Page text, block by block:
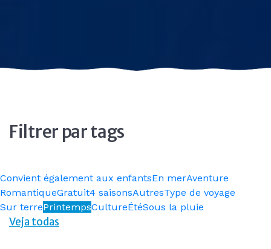
Filtrer par tags
Convient également aux enfantsEn merAventure
RomantiqueGratuit4 saisonsAutresType de voyage
Sur terrePrintempsCultureÉtéSous la pluie
Veja todas